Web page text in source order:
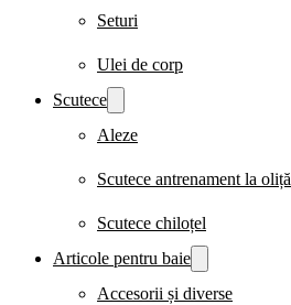
Seturi
Ulei de corp
Scutece
Aleze
Scutece antrenament la oliță
Scutece chiloțel
Articole pentru baie
Accesorii și diverse